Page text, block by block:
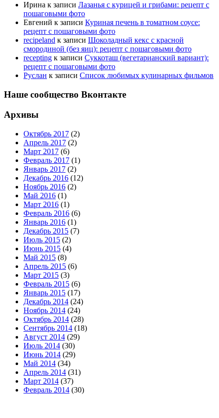
Ирина к записи Лазанья с курицей и грибами: рецепт с
пошаговыми фото
Евгений к записи Куриная печень в томатном соусе:
рецепт с пошаговыми фото
recipeland к записи Шоколадный кекс с красной
смородиной (без яиц): рецепт с пошаговыми фото
recepting к записи Суккоташ (вегетарианский вариант):
рецепт с пошаговыми фото
Руслан к записи Список любимых кулинарных фильмов
Наше сообщество Вконтакте
Архивы
Октябрь 2017 (2)
Апрель 2017 (2)
Март 2017 (6)
Февраль 2017 (1)
Январь 2017 (2)
Декабрь 2016 (12)
Ноябрь 2016 (2)
Май 2016 (1)
Март 2016 (1)
Февраль 2016 (6)
Январь 2016 (1)
Декабрь 2015 (7)
Июль 2015 (2)
Июнь 2015 (4)
Май 2015 (8)
Апрель 2015 (6)
Март 2015 (3)
Февраль 2015 (6)
Январь 2015 (17)
Декабрь 2014 (24)
Ноябрь 2014 (24)
Октябрь 2014 (28)
Сентябрь 2014 (18)
Август 2014 (29)
Июль 2014 (30)
Июнь 2014 (29)
Май 2014 (34)
Апрель 2014 (31)
Март 2014 (37)
Февраль 2014 (30)